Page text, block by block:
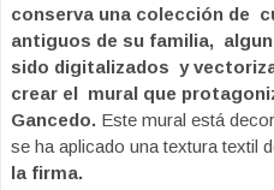
conserva una colección de
antiguos de su familia,
sido digitalizados y
crear el mural que
Gancedo. Este mural está
se ha aplicado una textura textil
la firma.